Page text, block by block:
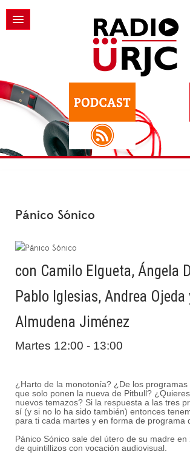
Pánico Sónico
con Camilo Elgueta, Ángela
Pablo Iglesias, Andrea Ojeda
Almudena Jiménez
Martes 12:00 - 13:00
¿Harto de la monotonía? ¿De los
que solo ponen la nueva de Pitbull?
nuevos temazos? Si la respuesta a las tres
sí (y si no lo ha sido también) entonces
para ti cada martes y en forma de programa
Pánico Sónico sale del útero de su madre en
de quintillizos con vocación audiovisual.